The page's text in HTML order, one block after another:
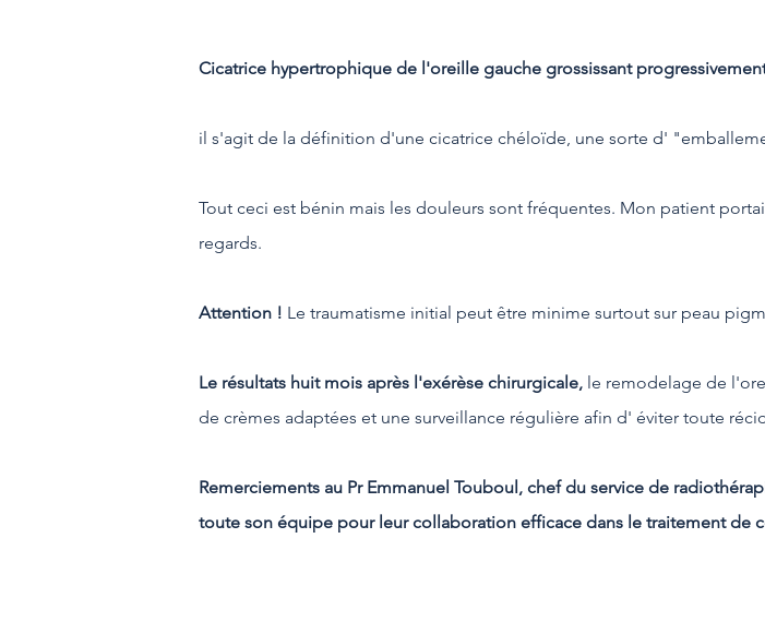
Cicatrice hypertrophique de l'oreille gauche grossissant
il s'agit de la définition d'une cicatrice chéloïde, une sorte d'
Tout ceci est bénin mais les douleurs sont fréquentes. Mon patient
regards.
Attention ! Le traumatisme initial peut être minime surtout sur peau
Le résultats huit mois après l'exérèse chirurgicale, le remodelage de
de crèmes adaptées et une surveillance régulière afin d' éviter toute
Remerciements au Pr Emmanuel Touboul, chef du service de
toute son équipe pour leur collaboration efficace dans le traitement de